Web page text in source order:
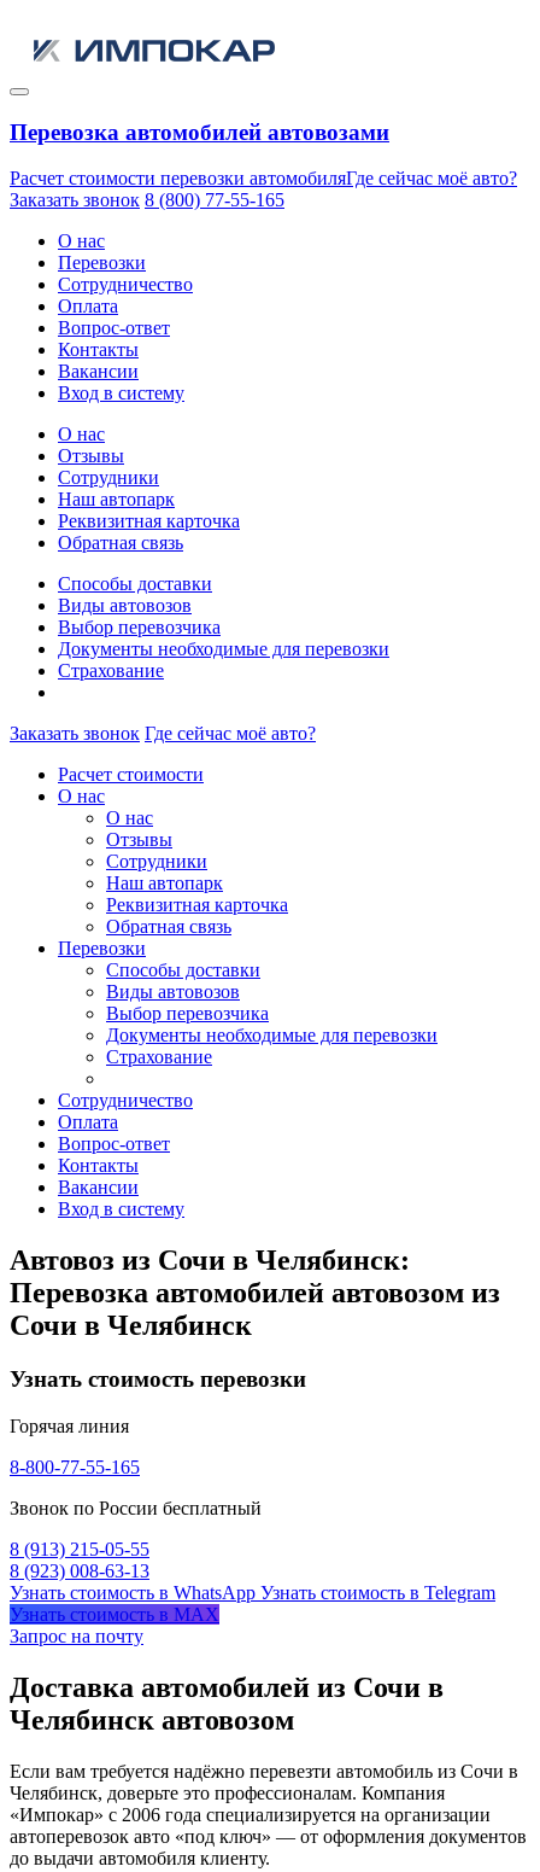
Перевозка автомобилей автовозами
Расчет стоимости перевозки автомобиляГде сейчас моё авто?
Заказать звонок 8 (800) 77-55-165
О нас
Перевозки
Сотрудничество
Оплата
Вопрос-ответ
Контакты
Вакансии
Вход в систему
О нас
Отзывы
Сотрудники
Наш автопарк
Реквизитная карточка
Обратная связь
Способы доставки
Виды автовозов
Выбор перевозчика
Документы необходимые для перевозки
Страхование
Заказать звонок Где сейчас моё авто?
Расчет стоимости
О нас
О нас
Отзывы
Сотрудники
Наш автопарк
Реквизитная карточка
Обратная связь
Перевозки
Способы доставки
Виды автовозов
Выбор перевозчика
Документы необходимые для перевозки
Страхование
Сотрудничество
Оплата
Вопрос-ответ
Контакты
Вакансии
Вход в систему
Автовоз из Сочи в Челябинск:
Перевозка автомобилей автовозом из
Сочи в Челябинск
Узнать стоимость перевозки
Горячая линия
8-800-77-55-165
Звонок по России бесплатный
8 (913) 215-05-55
8 (923) 008-63-13
Узнать стоимость в WhatsApp Узнать стоимость в Telegram
Узнать стоимость в MAX
Запрос на почту
Доставка автомобилей из Сочи в
Челябинск автовозом
Если вам требуется надёжно перевезти автомобиль из Сочи в
Челябинск, доверьте это профессионалам. Компания
«Импокар» с 2006 года специализируется на организации
автоперевозок авто «под ключ» — от оформления документов
до выдачи автомобиля клиенту.